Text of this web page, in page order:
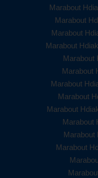
Marabout
Marabout
Marabout
Marabout
Marabout
Marabout
Marabout
Marabout
Marabout
Marabout
Marabout
Marabout